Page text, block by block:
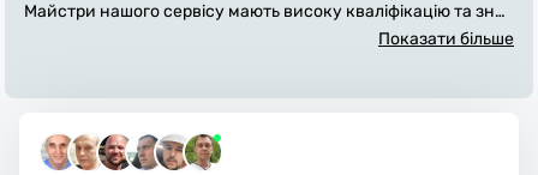
Майстри нашого сервісу мають високу кваліфікацію та знач
ний досвід у обслуговуванні, діагностиці та ремонту холод
Показати більше